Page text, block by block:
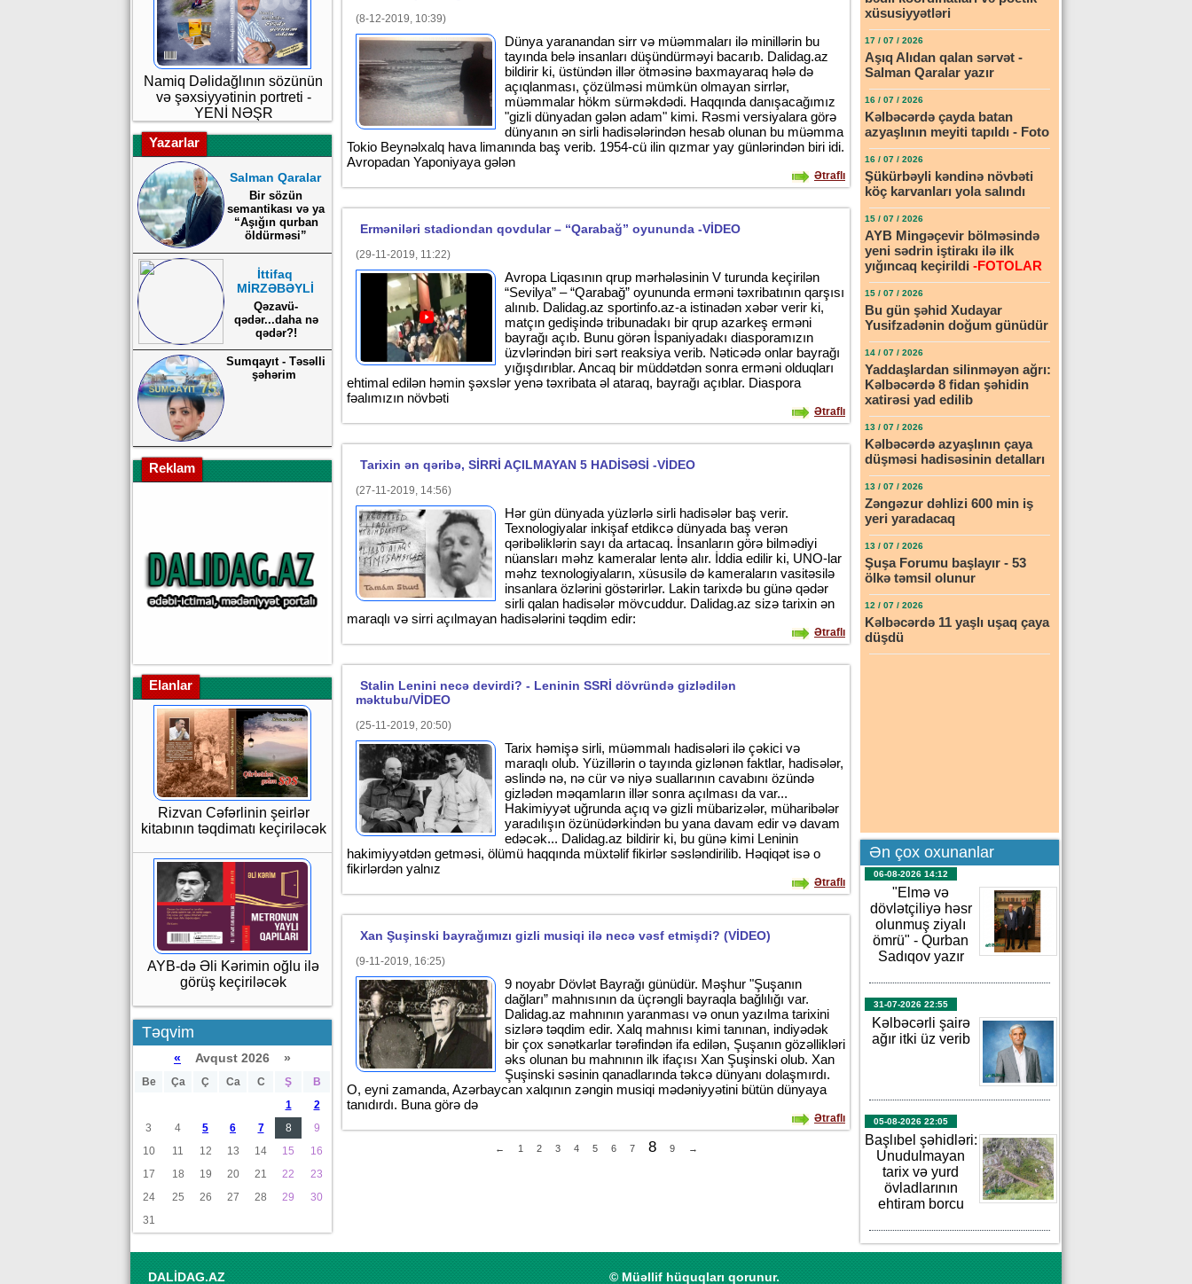
Namiq Dəlidağlının sözünün
və şəxsiyyətinin portreti -
YENİ NƏŞR
Yazarlar
Salman Qaralar
Bir sözün
semantikası və ya
“Aşığın qurban
öldürməsi”
İttifaq
MİRZƏBƏYLİ
Qəzavü-
qədər...daha nə
qədər?!
Sumqayıt - Təsəlli
şəhərim
Reklam
Elanlar
Rizvan Cəfərlinin şeirlər
kitabının təqdimatı keçiriləcək
AYB-də Əli Kərimin oğlu ilə
görüş keçiriləcək
Təqvim
« Avqust 2026 »
Be Ça Ç Ca C Ş
B
1
2
3
4 5 6 7 8
9
10
11 12 13 14 15
16
17
18 19 20 21 22
23
24
25 26 27 28 29
30
31
(8-12-2019, 10:39)
Dünya yaranandan sirr və müəmmaları ilə minillərin bu
tayında belə insanları düşündürməyi bacarıb. Dalidag.az
bildirir ki, üstündən illər ötməsinə baxmayaraq hələ də
açıqlanması, çözülməsi mümkün olmayan sirrlər,
müəmmalar hökm sürməkdədi. Haqqında danışacağımız
"gizli dünyadan gələn adam" kimi. Rəsmi versiyalara görə
dünyanın ən sirli hadisələrindən hesab olunan bu müəmma
Tokio Beynəlxalq hava limanında baş verib. 1954-cü ilin qızmar yay günlərindən biri idi.
Avropadan Yaponiyaya gələn
Ətraflı
Erməniləri stadiondan qovdular – “Qarabağ” oyununda -VİDEO
(29-11-2019, 11:22)
Avropa Liqasının qrup mərhələsinin V turunda keçirilən
“Sevilya” – “Qarabağ” oyununda erməni təxribatının qarşısı
alınıb. Dalidag.az sportinfo.az-a istinadən xəbər verir ki,
matçın gedişində tribunadakı bir qrup azarkeş erməni
bayrağı açıb. Bunu görən İspaniyadakı diasporamızın
üzvlərindən biri sərt reaksiya verib. Nəticədə onlar bayrağı
yığışdırıblar. Ancaq bir müddətdən sonra erməni olduqları
ehtimal edilən həmin şəxslər yenə təxribata əl ataraq, bayrağı açıblar. Diaspora
fəalımızın növbəti
Ətraflı
Tarixin ən qəribə, SİRRİ AÇILMAYAN 5 HADİSƏSİ -VİDEO
(27-11-2019, 14:56)
Hər gün dünyada yüzlərlə sirli hadisələr baş verir.
Texnologiyalar inkişaf etdikcə dünyada baş verən
qəribəliklərin sayı da artacaq. İnsanların görə bilmədiyi
nüansları məhz kameralar lentə alır. İddia edilir ki, UNO-lar
məhz texnologiyaların, xüsusilə də kameraların vasitəsilə
insanlara özlərini göstərirlər. Lakin tarixdə bu günə qədər
sirli qalan hadisələr mövcuddur. Dalidag.az sizə tarixin ən
maraqlı və sirri açılmayan hadisələrini təqdim edir:
Ətraflı
Stalin Lenini necə devirdi? - Leninin SSRİ dövründə gizlədilən
məktubu/VİDEO
(25-11-2019, 20:50)
Tarix həmişə sirli, müəmmalı hadisələri ilə çəkici və
maraqlı olub. Yüzillərin o tayında gizlənən faktlar, hadisələr,
əslində nə, nə cür və niyə suallarının cavabını özündə
gizlədən məqamların illər sonra açılması da var...
Hakimiyyət uğrunda açıq və gizli mübarizələr, müharibələr
yaradılışın özünüdərkindən bu yana davam edir və davam
edəcək... Dalidag.az bildirir ki, bu günə kimi Leninin
hakimiyyətdən getməsi, ölümü haqqında müxtəlif fikirlər səsləndirilib. Həqiqət isə o
fikirlərdən yalnız
Ətraflı
Xan Şuşinski bayrağımızı gizli musiqi ilə necə vəsf etmişdi? (VİDEO)
(9-11-2019, 16:25)
9 noyabr Dövlət Bayrağı günüdür. Məşhur "Şuşanın
dağları” mahnısının da üçrəngli bayraqla bağlılığı var.
Dalidag.az mahnının yaranması və onun yazılma tarixini
sizlərə təqdim edir. Xalq mahnısı kimi tanınan, indiyədək
bir çox sənətkarlar tərəfindən ifa edilən, Şuşanın gözəllikləri
əks olunan bu mahnının ilk ifaçısı Xan Şuşinski olub. Xan
Şuşinski səsinin qanadlarında təkcə dünyanı dolaşmırdı.
O, eyni zamanda, Azərbaycan xalqının zəngin musiqi mədəniyyətini bütün dünyaya
tanıdırdı. Buna görə də
Ətraflı
← 1 2 3 4 5 6 7 8 9 →
xüsusiyyətləri
17 / 07 / 2026
Aşıq Alıdan qalan sərvət -
Salman Qaralar yazır
16 / 07 / 2026
Kəlbəcərdə çayda batan
azyaşlının meyiti tapıldı - Foto
16 / 07 / 2026
Şükürbəyli kəndinə növbəti
köç karvanları yola salındı
15 / 07 / 2026
AYB Mingəçevir bölməsində
yeni sədrin iştirakı ilə ilk
yığıncaq keçirildi -FOTOLAR
15 / 07 / 2026
Bu gün şəhid Xudayar
Yusifzadənin doğum günüdür
14 / 07 / 2026
Yaddaşlardan silinməyən ağrı:
Kəlbəcərdə 8 fidan şəhidin
xatirəsi yad edilib
13 / 07 / 2026
Kəlbəcərdə azyaşlının çaya
düşməsi hadisəsinin detalları
13 / 07 / 2026
Zəngəzur dəhlizi 600 min iş
yeri yaradacaq
13 / 07 / 2026
Şuşa Forumu başlayır - 53
ölkə təmsil olunur
12 / 07 / 2026
Kəlbəcərdə 11 yaşlı uşaq çaya
düşdü
Ən çox oxunanlar
06-08-2026 14:12
"Elmə və
dövlətçiliyə həsr
olunmuş ziyalı
ömrü" - Qurban
Sadıqov yazır
31-07-2026 22:55
Kəlbəcərli şairə
ağır itki üz verib
05-08-2026 22:05
Başlıbel şəhidləri:
Unudulmayan
tarix və yurd
övladlarının
ehtiram borcu
DALİDAG.AZ © Müəllif hüquqları qorunur.